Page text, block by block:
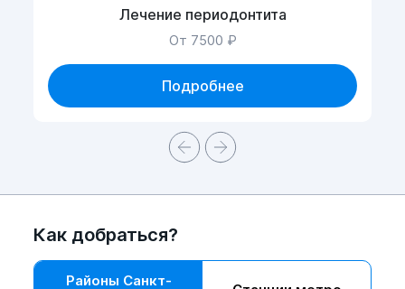
Как добраться?
Районы Санкт-
Лечение периодонтита
От 7500 ₽
Подробнее